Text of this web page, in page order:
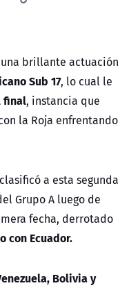
brillante actuación
Sub 17, lo cual le
final, instancia que
la Roja enfrentando
clasificó a esta segunda
Grupo A luego de
fecha, derrotado
con Ecuador.
Bolivia y